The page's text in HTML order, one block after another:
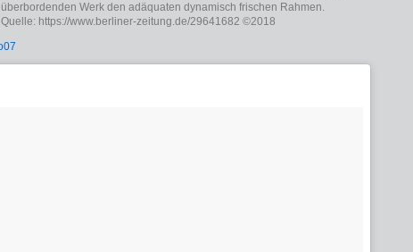
überbordenden Werk den adäquaten dynamisch frischen Rahmen.
Quelle: https://www.berliner-zeitung.de/29641682 ©2018